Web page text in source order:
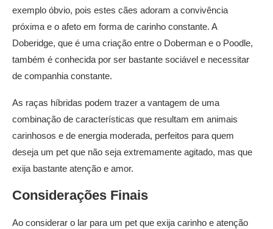
exemplo óbvio, pois estes cães adoram a convivência
próxima e o afeto em forma de carinho constante. A
Doberidge, que é uma criação entre o Doberman e o Poodle,
também é conhecida por ser bastante sociável e necessitar
de companhia constante.
As raças híbridas podem trazer a vantagem de uma
combinação de características que resultam em animais
carinhosos e de energia moderada, perfeitos para quem
deseja um pet que não seja extremamente agitado, mas que
exija bastante atenção e amor.
Considerações Finais
Ao considerar o lar para um pet que exija carinho e atenção